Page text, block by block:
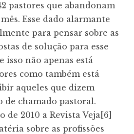
pastores que abandonam
Esse dado alarmante
para pensar sobre as
de solução para esse
isso não apenas está
como também está
aqueles que dizem
chamado pastoral.
de 2010 a Revista Veja[6]
sobre as profissões